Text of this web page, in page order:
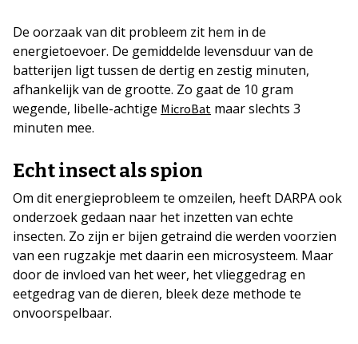
De oorzaak van dit probleem zit hem in de
energietoevoer. De gemiddelde levensduur van de
batterijen ligt tussen de dertig en zestig minuten,
afhankelijk van de grootte. Zo gaat de 10 gram
wegende, libelle-achtige MicroBat maar slechts 3
minuten mee.
Echt insect als spion
Om dit energieprobleem te omzeilen, heeft DARPA ook
onderzoek gedaan naar het inzetten van echte
insecten. Zo zijn er bijen getraind die werden voorzien
van een rugzakje met daarin een microsysteem. Maar
door de invloed van het weer, het vlieggedrag en
eetgedrag van de dieren, bleek deze methode te
onvoorspelbaar.